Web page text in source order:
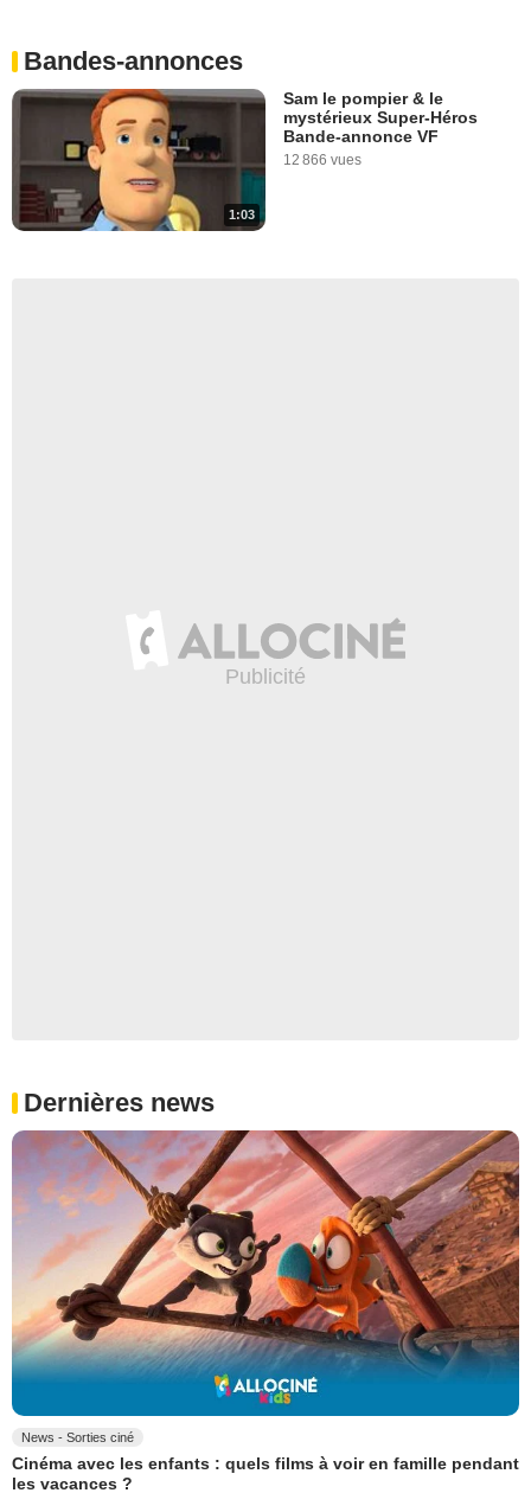
Bandes-annonces
1:03
Sam le pompier & le
mystérieux Super-Héros
Bande-annonce VF
12 866 vues
Dernières news
News - Sorties ciné
Cinéma avec les enfants : quels films à voir en famille pendant
les vacances ?